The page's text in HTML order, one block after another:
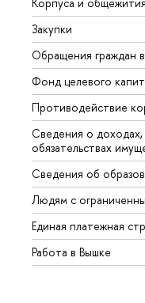
Закупки
Обращения
Фонд целевого
Противодействие
Сведения о
обязательствах
Сведения об
Людям с
Единая платежная
Работа в Вышке